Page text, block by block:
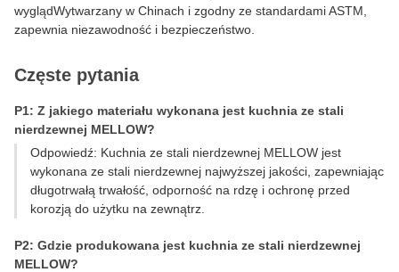
wyglądWytwarzany w Chinach i zgodny ze standardami ASTM,
zapewnia niezawodność i bezpieczeństwo.
Częste pytania
P1: Z jakiego materiału wykonana jest kuchnia ze stali
nierdzewnej MELLOW?
Odpowiedź: Kuchnia ze stali nierdzewnej MELLOW jest
wykonana ze stali nierdzewnej najwyższej jakości, zapewniając
długotrwałą trwałość, odporność na rdzę i ochronę przed
korozją do użytku na zewnątrz.
P2: Gdzie produkowana jest kuchnia ze stali nierdzewnej
MELLOW?